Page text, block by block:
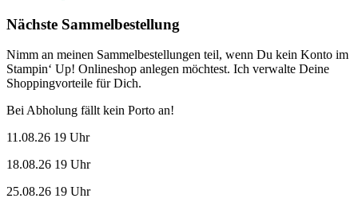
Nächste Sammelbestellung
Nimm an meinen Sammelbestellungen teil, wenn Du kein Konto im
Stampin‘ Up! Onlineshop anlegen möchtest. Ich verwalte Deine
Shoppingvorteile für Dich.
Bei Abholung fällt kein Porto an!
11.08.26 19 Uhr
18.08.26 19 Uhr
25.08.26 19 Uhr